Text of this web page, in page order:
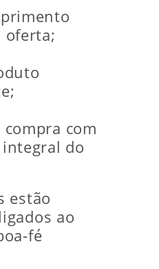
oferta;
compra com
do
estão
ao
fé